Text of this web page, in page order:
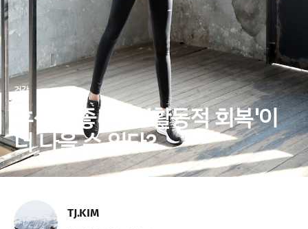
건강
휴식도 좋지만, '활동적 회복'이
더 나을 수 있다?
TJ.KIM